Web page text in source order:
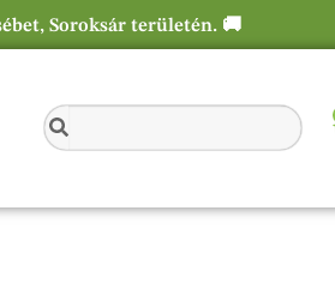
Soroksár területén. 🚚